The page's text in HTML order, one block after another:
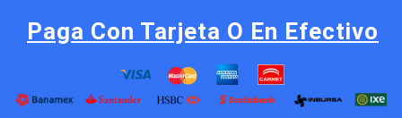
Paga Con Tarjeta O En Efectivo